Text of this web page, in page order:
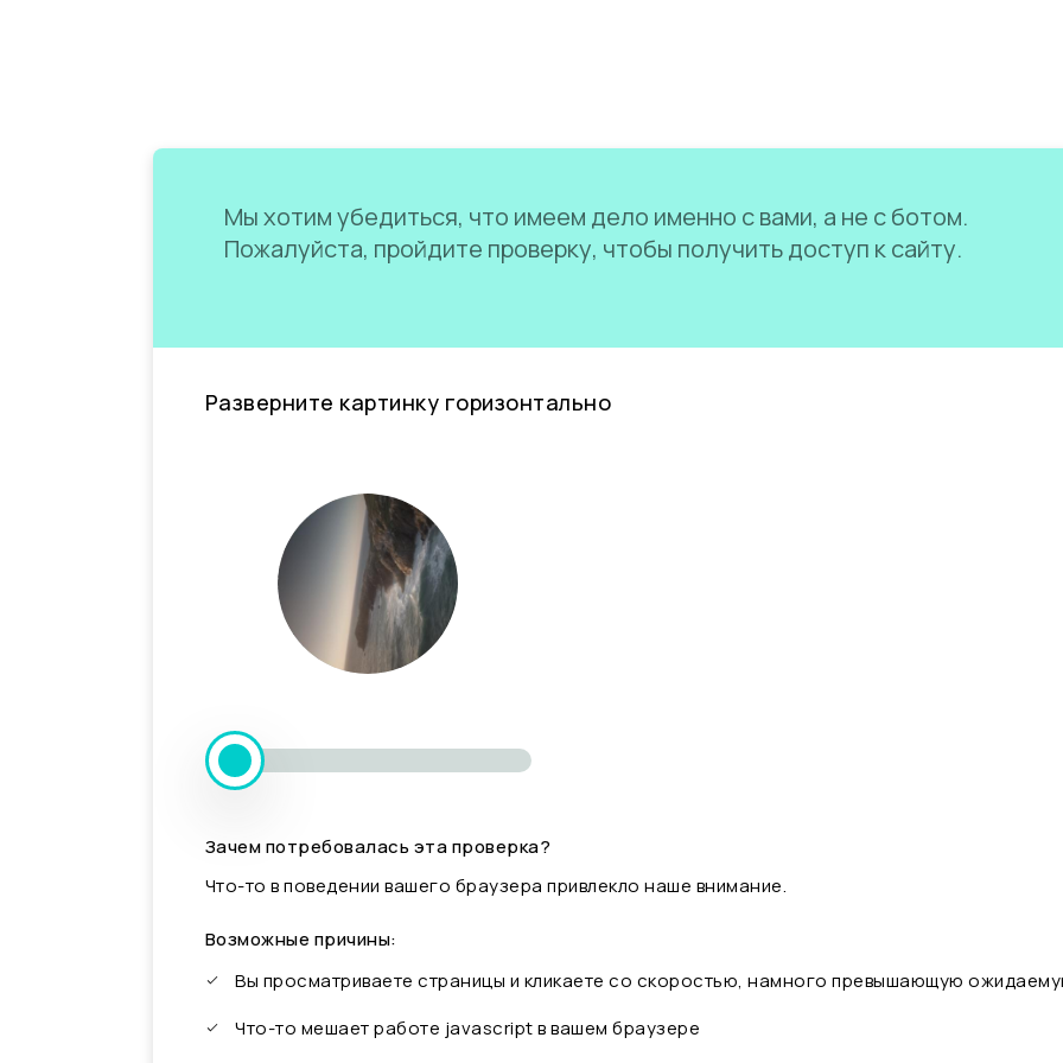
Мы хотим убедиться, что имеем дело именно с вами, а не с ботом.
Пожалуйста, пройдите проверку, чтобы получить доступ к сайту.
Разверните картинку горизонтально
Зачем потребовалась эта проверка?
Что-то в поведении вашего браузера привлекло наше внимание.
Возможные причины:
Вы просматриваете страницы и кликаете со скоростью, намного превышающую
Что-то мешает работе javascript в вашем браузере